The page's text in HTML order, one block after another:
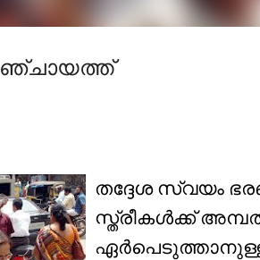
തദ്ദേശ സ്വയം
സ്ത്രീകള്‍ക്ക്